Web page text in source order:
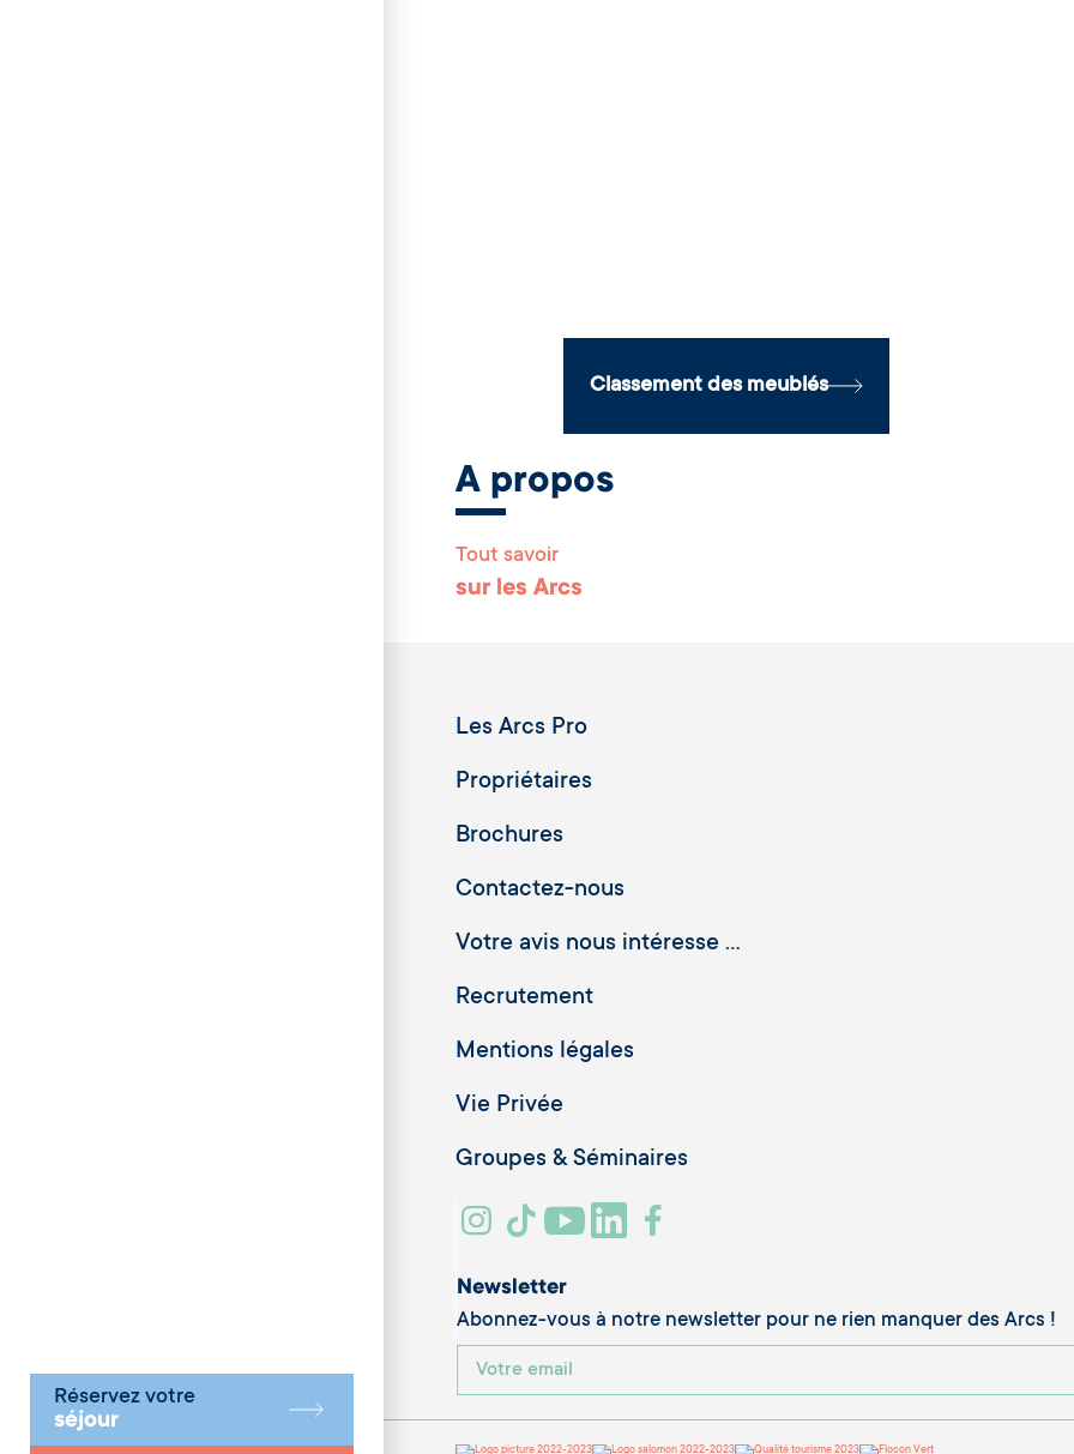
Réservez votre
séjour
Classement des meublés
A propos
Tout savoir
sur les Arcs
Les Arcs Pro
Propriétaires
Brochures
Contactez-nous
Votre avis nous intéresse ...
Recrutement
Mentions légales
Vie Privée
Groupes & Séminaires
Newsletter
Abonnez-vous à notre newsletter pour ne rien manquer des Arcs !